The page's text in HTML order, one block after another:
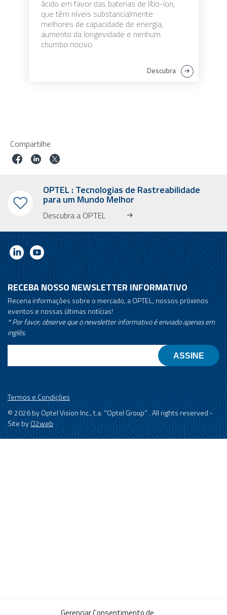
ácido em favor das baterias de lítio-íon,
que têm níveis substancialmente
melhores de capacidade de energia,
aumento da longevidade e nenhum
chumbo nocivo.
Descubra
Compartilhe
OPTEL : Tecnologias de Rastreabilidade
para um Mundo Melhor
Descubra a OPTEL
RECEBA NOSSO NEWSLETTER INFORMATIVO
Recena informações sobre o mercado, a OPTEL, nossos próximos
eventos e nossas últimas notícias!
* Por favor, observe que o newsletter informativo é enviado apenas em
inglês.
Termos e Condições
© 2026 by Optel Vision Inc., t.a. ''Optel Group'' . All rights reserved -
Site byO2web